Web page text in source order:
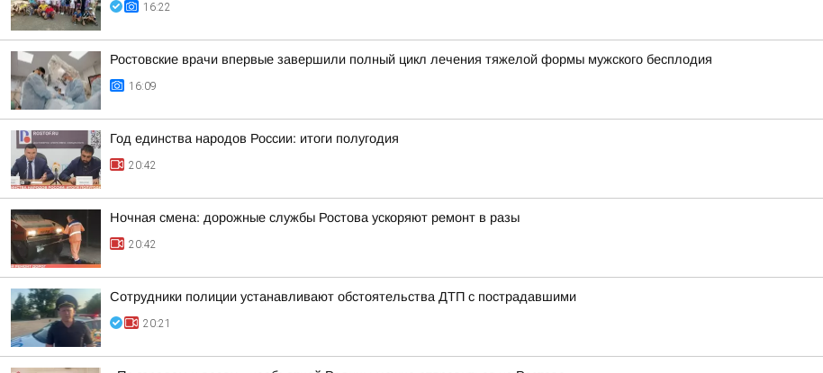
16:22
Ростовские врачи впервые завершили полный цикл лечения тяжелой формы мужского бесплодия
16:09
Год единства народов России: итоги полугодия
20:42
Ночная смена: дорожные службы Ростова ускоряют ремонт в разы
20:42
Сотрудники полиции устанавливают обстоятельства ДТП с пострадавшими
20:21